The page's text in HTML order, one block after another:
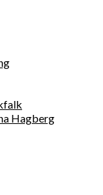
Hagberg